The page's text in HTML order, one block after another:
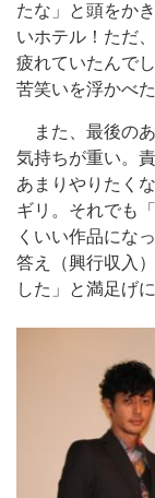
たな」と頭をか
いホテル！ただ
疲れていたんで
苦笑いを浮かべた
また、最後の
気持ちが重い。
あまりやりたく
ギリ。それでも
くいい作品にな
答え（興行収入
した」と満足げ